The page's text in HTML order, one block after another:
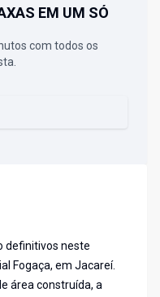
EM UM SÓ
com todos os
definitivos neste
Fogaça, em Jacareí.
área construída, a